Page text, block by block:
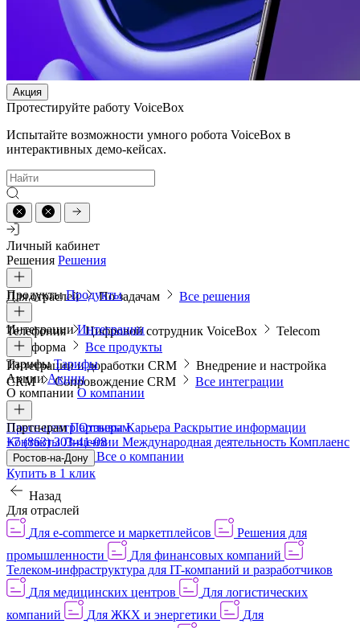
Акция
Протестируйте работу VoiceBox
Испытайте возможности умного робота VoiceBox в
интерактивных демо-кейсах.
Личный кабинет
Решения Решения
Для отраслей По задачам Все решения
ПродуктыПродукты
Телефония Цифровой сотрудник VoiceBox
Telecom
платформа
Все продукты
ИнтеграцииИнтеграции
Интеграции и доработки CRM
Внедрение и настройка
CRM
Сопровождение CRM Все интеграции
ТарифыТарифы
АкцииАкции
О компании О компании
Пресс-центрОтзывыКарьера Раскрытие информации
КонтактыЛицензии Международная деятельность Комплаенс
и деловая этикаВсе о компании
ПартнерамПартнерам
+7 (863) 303-41-08
Ростов-на-Дону
Купить в 1 клик
Назад
Для отраслей
Для e-commerce и маркетплейсов
Решения для
промышленности
Для финансовых компаний
Телеком-инфраструктура для IT-компаний и разработчиков
Для медицинских центров
Для логистических
компаний
Для ЖКХ и энергетики
Для